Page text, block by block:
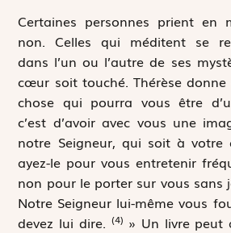
Certaines personnes prient en
non. Celles qui méditent se
dans l’un ou l’autre de ses
cœur soit touché. Thérèse
chose qui pourra vous être
c’est d’avoir avec vous une
notre Seigneur, qui soit à votre
ayez-le pour vous entretenir
non pour le porter sur vous sans
Notre Seigneur lui-même vous
devez lui dire. (4) » Un livre peut